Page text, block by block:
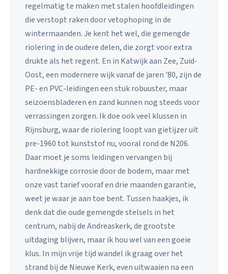
regelmatig te maken met stalen hoofdleidingen
die verstopt raken door vetophoping in de
wintermaanden. Je kent het wel, die gemengde
riolering in de oudere delen, die zorgt voor extra
drukte als het regent. En in Katwijk aan Zee, Zuid-
Oost, een modernere wijk vanaf de jaren '80, zijn de
PE- en PVC-leidingen een stuk robuuster, maar
seizoensbladeren en zand kunnen nog steeds voor
verrassingen zorgen. Ik doe ook veel klussen in
Rijnsburg, waar de riolering loopt van gietijzer uit
pre-1960 tot kunststof nu, vooral rond de N206.
Daar moet je soms leidingen vervangen bij
hardnekkige corrosie door de bodem, maar met
onze vast tarief vooraf en drie maanden garantie,
weet je waar je aan toe bent. Tussen haakjes, ik
denk dat die oude gemengde stelsels in het
centrum, nabij de Andreaskerk, de grootste
uitdaging blijven, maar ik hou wel van een goeie
klus. In mijn vrije tijd wandel ik graag over het
strand bij de Nieuwe Kerk, even uitwaaien na een